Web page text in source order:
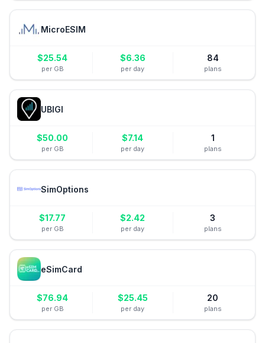
MicroESIM
$25.54
per GB
$6.36
per day
84
plans
UBIGI
$50.00
per GB
$7.14
per day
1
plans
SimOptions
$17.77
per GB
$2.42
per day
3
plans
eSimCard
$76.94
per GB
$25.45
per day
20
plans